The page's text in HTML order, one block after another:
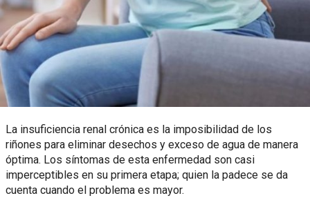
La insuficiencia renal crónica es la imposibilidad de los
riñones para eliminar desechos y exceso de agua de manera
óptima. Los síntomas de esta enfermedad son casi
imperceptibles en su primera etapa; quien la padece se da
cuenta cuando el problema es mayor.